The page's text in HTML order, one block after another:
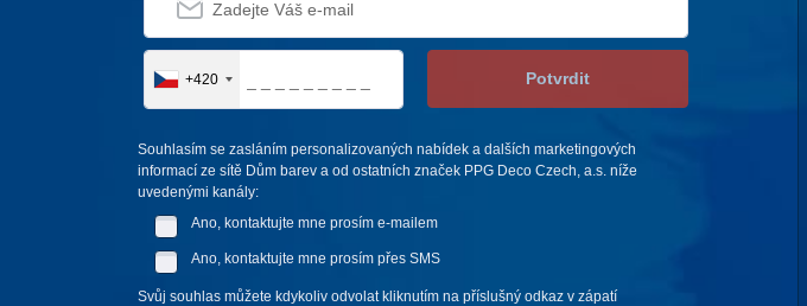
+420 Potvrdit
Souhlasím se zasláním personalizovaných nabídek a dalších marketingových
informací ze sítě Dům barev a od ostatních značek PPG Deco Czech, a.s. níže
uvedenými kanály:
Ano, kontaktujte mne prosím e-mailem
Ano, kontaktujte mne prosím přes SMS
Svůj souhlas můžete kdykoliv odvolat kliknutím na příslušný odkaz v zápatí